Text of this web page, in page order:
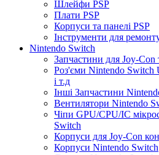
Шлейфи PSP
Плати PSP
Корпуси та панелі PSP
Інструменти для
Nintendo Switch
Запчастини для Joy-Con
Роз'єми Nintendo Switch
і т.д
Інші Запчастини
Вентилятори Nintendo
Чіпи GPU/CPU/IC
Switch
Корпуси для Joy-Con
Корпуси Nintendo Switch